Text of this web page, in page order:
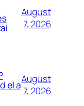
August
7, 2026
el aAugust
7, 2026